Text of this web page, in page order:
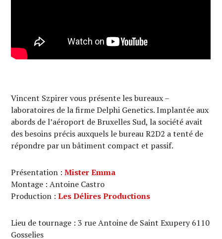
Vincent Szpirer vous présente les bureaux –
laboratoires de la firme Delphi Genetics. Implantée aux
abords de l’aéroport de Bruxelles Sud, la société avait
des besoins précis auxquels le bureau R2D2 a tenté de
répondre par un bâtiment compact et passif.
Présentation :Mister Emma
Montage : Antoine Castro
Production :Les Délires Productions
Lieu de tournage : 3 rue Antoine de Saint Exupery 6110
Gosselies